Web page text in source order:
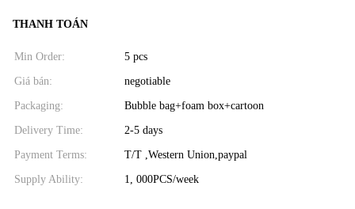
THANH TOÁN
Min Order: 5 pcs
Giá bán: negotiable
Packaging: Bubble bag+foam box+cartoon
Delivery Time: 2-5 days
Payment Terms: T/T ,Western Union,paypal
Supply Ability: 1, 000PCS/week